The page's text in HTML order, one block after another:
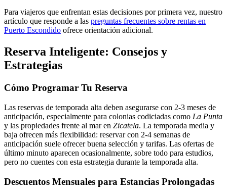
Para viajeros que enfrentan estas decisiones por primera vez, nuestro
artículo que responde a las preguntas frecuentes sobre rentas en
Puerto Escondido ofrece orientación adicional.
Reserva Inteligente: Consejos y
Estrategias
Cómo Programar Tu Reserva
Las reservas de temporada alta deben asegurarse con 2-3 meses de
anticipación, especialmente para colonias codiciadas como La Punta
y las propiedades frente al mar en Zicatela. La temporada media y
baja ofrecen más flexibilidad: reservar con 2-4 semanas de
anticipación suele ofrecer buena selección y tarifas. Las ofertas de
último minuto aparecen ocasionalmente, sobre todo para estudios,
pero no cuentes con esta estrategia durante la temporada alta.
Descuentos Mensuales para Estancias Prolongadas